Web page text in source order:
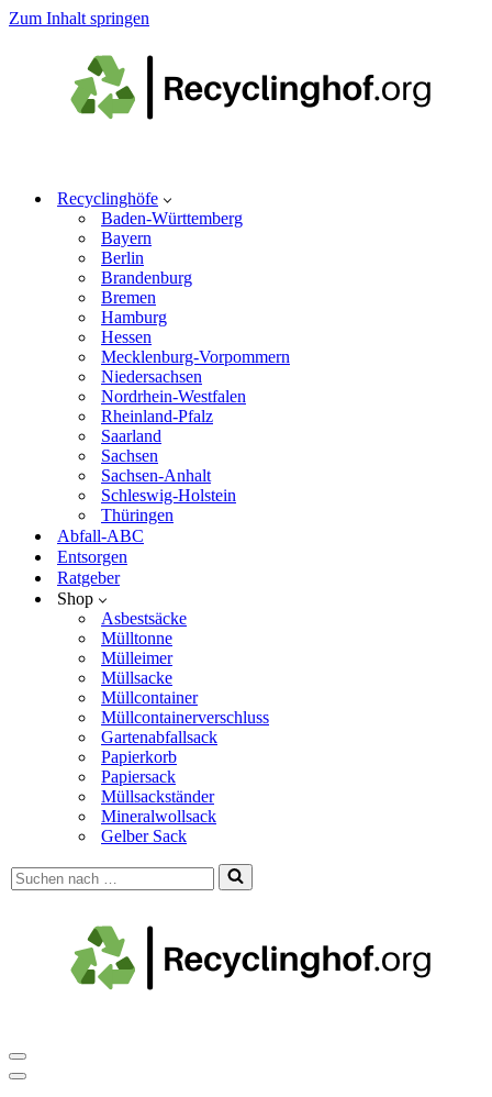
Zum Inhalt springen
Recyclinghöfe
Baden-Württemberg
Bayern
Berlin
Brandenburg
Bremen
Hamburg
Hessen
Mecklenburg-Vorpommern
Niedersachsen
Nordrhein-Westfalen
Rheinland-Pfalz
Saarland
Sachsen
Sachsen-Anhalt
Schleswig-Holstein
Thüringen
Abfall-ABC
Entsorgen
Ratgeber
Shop
Asbestsäcke
Mülltonne
Mülleimer
Müllsacke
Müllcontainer
Müllcontainerverschluss
Gartenabfallsack
Papierkorb
Papiersack
Müllsackständer
Mineralwollsack
Gelber Sack
Suchen
nach …
Navigationsmenü
Navigationsmenü